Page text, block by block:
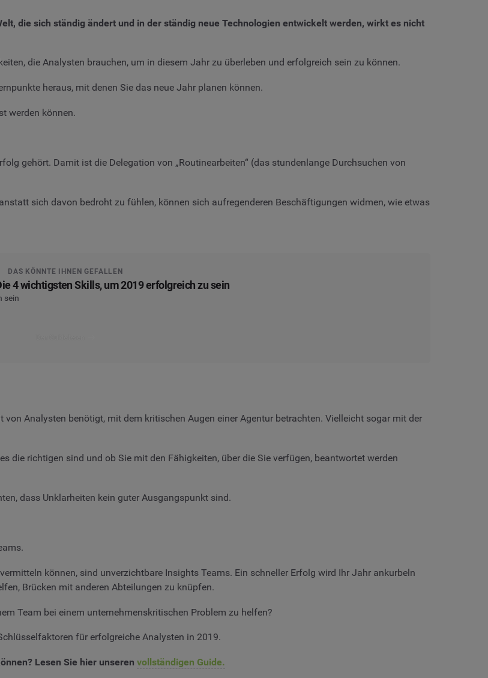
die sich ständig ändert und in der ständig neue Technologien entwickelt werden, wirkt es nicht
die Analysten brauchen, um in diesem Jahr zu überleben und erfolgreich sein zu können.
heraus, mit denen Sie das neue Jahr planen können.
werden können.
gehört. Damit ist die Delegation von „Routinearbeiten“ (das stundenlange Durchsuchen von
sich davon bedroht zu fühlen, können sich aufregenderen Beschäftigungen widmen, wie etwas
DAS KÖNNTE IHNEN GEFALLEN
4 wichtigsten Skills, um 2019 erfolgreich zu sein
sein
Analysten benötigt, mit dem kritischen Augen einer Agentur betrachten. Vielleicht sogar mit der
die richtigen sind und ob Sie mit den Fähigkeiten, über die Sie verfügen, beantwortet werden
dass Unklarheiten kein guter Ausgangspunkt sind.
können, sind unverzichtbare Insights Teams. Ein schneller Erfolg wird Ihr Jahr ankurbeln
Brücken mit anderen Abteilungen zu knüpfen.
Team bei einem unternehmenskritischen Problem zu helfen?
für erfolgreiche Analysten in 2019.
Lesen Sie hier unseren vollständigen Guide.